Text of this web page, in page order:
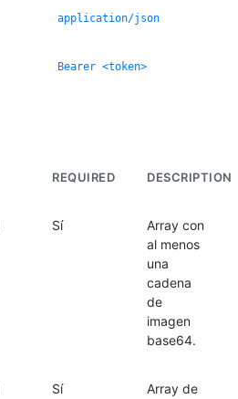
application/json
Bearer <token>
REQUIRED DESCRIPTION
Sí
Array con
al menos
una
cadena
de
imagen
base64.
Sí
Array de